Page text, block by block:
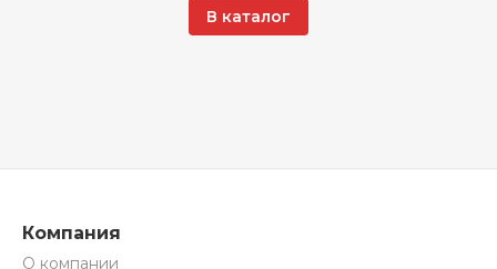
В каталог
Компания
О компании